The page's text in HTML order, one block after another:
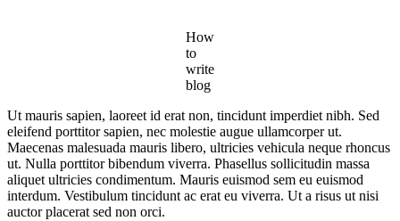
How
to
write
blog
Ut mauris sapien, laoreet id erat non, tincidunt imperdiet nibh. Sed
eleifend porttitor sapien, nec molestie augue ullamcorper ut.
Maecenas malesuada mauris libero, ultricies vehicula neque rhoncus
ut. Nulla porttitor bibendum viverra. Phasellus sollicitudin massa
aliquet ultricies condimentum. Mauris euismod sem eu euismod
interdum. Vestibulum tincidunt ac erat eu viverra. Ut a risus ut nisi
auctor placerat sed non orci.